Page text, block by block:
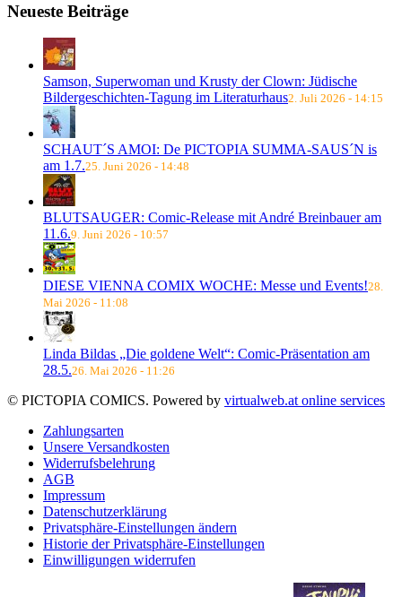
Neueste Beiträge
Samson, Superwoman und Krusty der Clown: Jüdische
Bildergeschichten-Tagung im Literaturhaus2. Juli 2026 - 14:15
SCHAUT´S AMOI: De PICTOPIA SUMMA-SAUS´N is
am 1.7.25. Juni 2026 - 14:48
BLUTSAUGER: Comic-Release mit André Breinbauer am
11.6.9. Juni 2026 - 10:57
DIESE VIENNA COMIX WOCHE: Messe und Events!28.
Mai 2026 - 11:08
Linda Bildas „Die goldene Welt“: Comic-Präsentation am
28.5.26. Mai 2026 - 11:26
© PICTOPIA COMICS. Powered by virtualweb.at online services
Zahlungsarten
Unsere Versandkosten
Widerrufsbelehrung
AGB
Impressum
Datenschutzerklärung
Privatsphäre-Einstellungen ändern
Historie der Privatsphäre-Einstellungen
Einwilligungen widerrufen